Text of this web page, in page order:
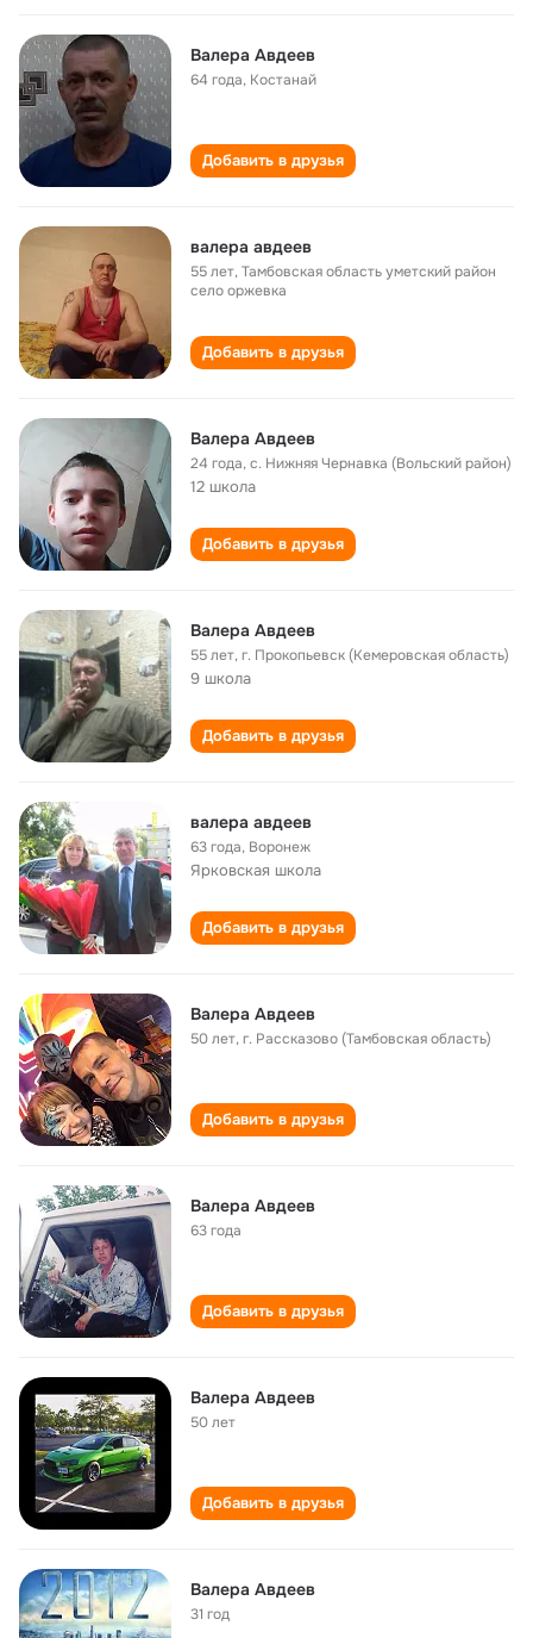
Валера Авдеев
64 года, Костанай
Добавить в друзья
валера авдеев
55 лет,Тамбовская область уметский район
село оржевка
Добавить в друзья
Валера Авдеев
24 года,с. Нижняя Чернавка (Вольский район)
12 школа
Добавить в друзья
Валера Авдеев
55 лет,г. Прокопьевск (Кемеровская область)
9 школа
Добавить в друзья
валера авдеев
63 года, Воронеж
Ярковская школа
Добавить в друзья
Валера Авдеев
50 лет,г. Рассказово (Тамбовская область)
Добавить в друзья
Валера Авдеев
63 года
Добавить в друзья
Валера Авдеев
50 лет
Добавить в друзья
Валера Авдеев
31 год